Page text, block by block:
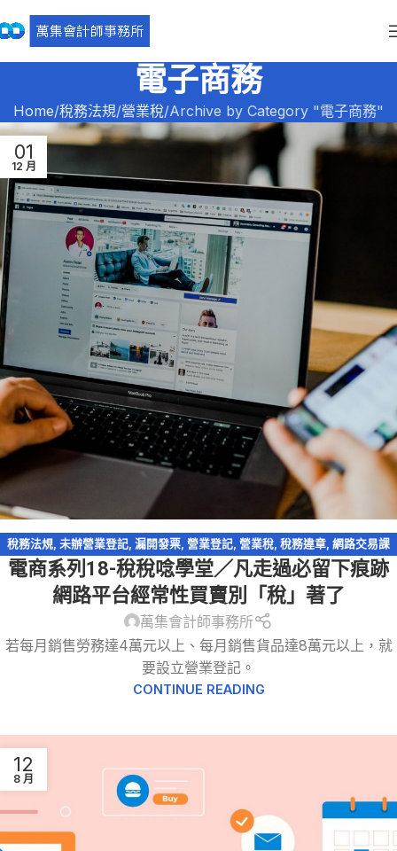
電子商務
Home 稅務法規 營業稅 Archive by Category "電子商務"
01
12 月
稅務法規, 未辦營業登記, 漏開發票, 營業登記, 營業稅, 稅務違章, 網路交易課
稅
網路拍賣,網路購物,逃漏稅,電商系列,電子商務
電商系列18-稅稅唸學堂／凡走過必留下痕跡
網路平台經常性買賣別「稅」著了
萬集會計師事務所
若每月銷售勞務達4萬元以上、每月銷售貨品達8萬元以上，就
要設立營業登記。
CONTINUE READING
12
8 月